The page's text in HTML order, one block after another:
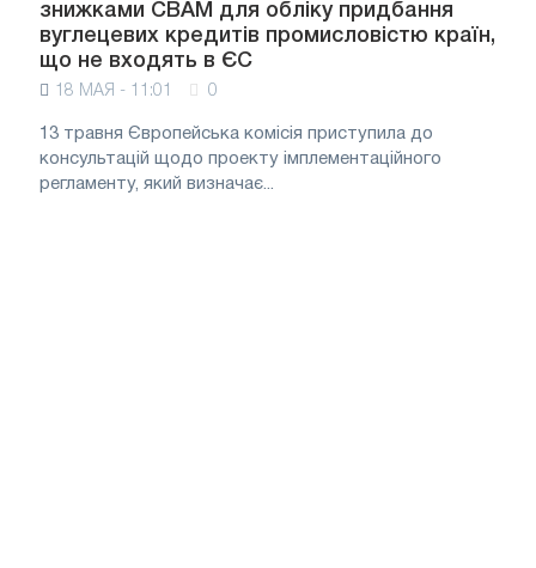
знижками CBAM для обліку придбання
вуглецевих кредитів промисловістю країн,
що не входять в ЄС
18 МАЯ - 11:01 0
13 травня Європейська комісія приступила до
консультацій щодо проекту імплементаційного
регламенту, який визначає...